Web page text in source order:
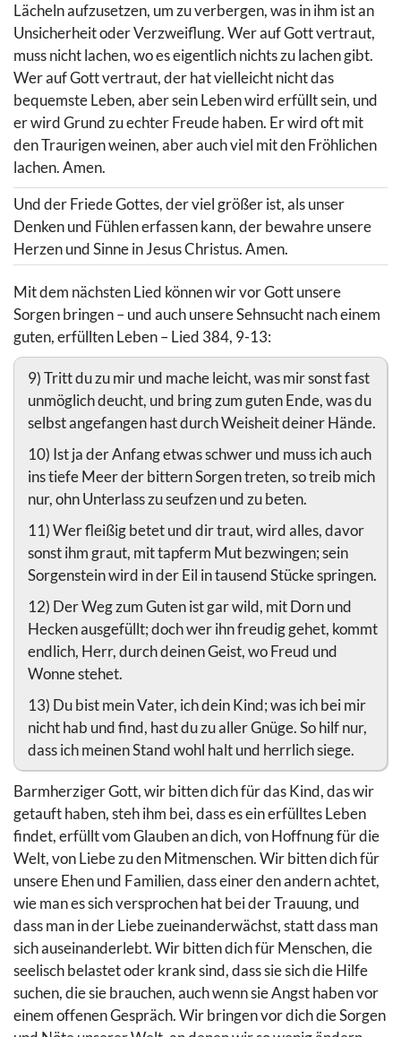
Lächeln aufzusetzen, um zu verbergen, was in ihm ist an
Unsicherheit oder Verzweiflung. Wer auf Gott vertraut,
muss nicht lachen, wo es eigentlich nichts zu lachen gibt.
Wer auf Gott vertraut, der hat vielleicht nicht das
bequemste Leben, aber sein Leben wird erfüllt sein, und
er wird Grund zu echter Freude haben. Er wird oft mit
den Traurigen weinen, aber auch viel mit den Fröhlichen
lachen. Amen.
Und der Friede Gottes, der viel größer ist, als unser
Denken und Fühlen erfassen kann, der bewahre unsere
Herzen und Sinne in Jesus Christus. Amen.
Mit dem nächsten Lied können wir vor Gott unsere
Sorgen bringen – und auch unsere Sehnsucht nach einem
guten, erfüllten Leben – Lied 384, 9-13:
9) Tritt du zu mir und mache leicht, was mir sonst fast
unmöglich deucht, und bring zum guten Ende, was du
selbst angefangen hast durch Weisheit deiner Hände.
10) Ist ja der Anfang etwas schwer und muss ich auch
ins tiefe Meer der bittern Sorgen treten, so treib mich
nur, ohn Unterlass zu seufzen und zu beten.
11) Wer fleißig betet und dir traut, wird alles, davor
sonst ihm graut, mit tapferm Mut bezwingen; sein
Sorgenstein wird in der Eil in tausend Stücke springen.
12) Der Weg zum Guten ist gar wild, mit Dorn und
Hecken ausgefüllt; doch wer ihn freudig gehet, kommt
endlich, Herr, durch deinen Geist, wo Freud und
Wonne stehet.
13) Du bist mein Vater, ich dein Kind; was ich bei mir
nicht hab und find, hast du zu aller Gnüge. So hilf nur,
dass ich meinen Stand wohl halt und herrlich siege.
Barmherziger Gott, wir bitten dich für das Kind, das wir
getauft haben, steh ihm bei, dass es ein erfülltes Leben
findet, erfüllt vom Glauben an dich, von Hoffnung für die
Welt, von Liebe zu den Mitmenschen. Wir bitten dich für
unsere Ehen und Familien, dass einer den andern achtet,
wie man es sich versprochen hat bei der Trauung, und
dass man in der Liebe zueinanderwächst, statt dass man
sich auseinanderlebt. Wir bitten dich für Menschen, die
seelisch belastet oder krank sind, dass sie sich die Hilfe
suchen, die sie brauchen, auch wenn sie Angst haben vor
einem offenen Gespräch. Wir bringen vor dich die Sorgen